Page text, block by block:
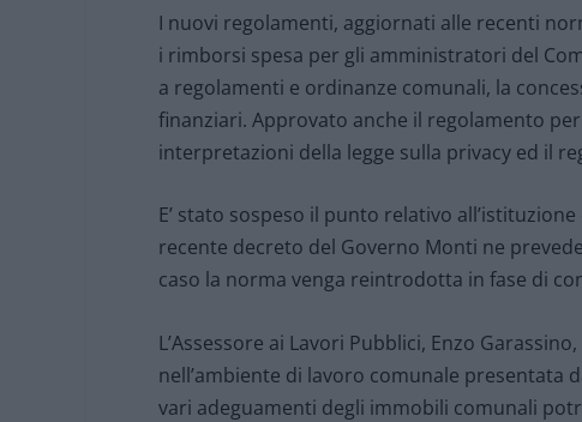
I nuovi regolamenti, aggiornati alle recenti
i rimborsi spesa per gli amministratori del
a regolamenti e ordinanze comunali, la
finanziari. Approvato anche il regolamento
interpretazioni della legge sulla privacy ed il
E’ stato sospeso il punto relativo
recente decreto del Governo Monti ne
caso la norma venga reintrodotta in fase di
L’Assessore ai Lavori Pubblici, Enzo
nell’ambiente di lavoro comunale presentata
vari adeguamenti degli immobili comunali